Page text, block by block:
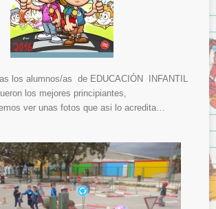
los alumnos/as de EDUCACIÓN INFANTIL
los mejores principiantes,
ver unas fotos que asi lo acredita…